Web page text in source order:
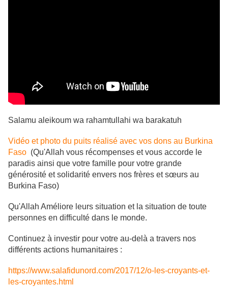
Salamu aleikoum wa rahamtullahi wa barakatuh
Vidéo et photo du puits réalisé avec vos dons au Burkina
Faso (Qu'Allah vous récompenses et vous accorde le
paradis ainsi que votre famille pour votre grande
générosité et solidarité envers nos frères et sœurs au
Burkina Faso)
Qu'Allah Améliore leurs situation et la situation de toute
personnes en difficulté dans le monde.
Continuez à investir pour votre au-delà a travers nos
différents actions humanitaires :
https://www.salafidunord.com/2017/12/o-les-croyants-et-
les-croyantes.html